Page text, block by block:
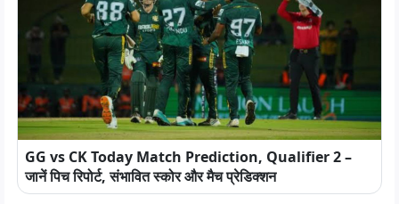
GG vs CK Today Match Prediction, Qualifier 2 –
जानें पिच रिपोर्ट, संभावित स्कोर और मैच प्रेडिक्शन